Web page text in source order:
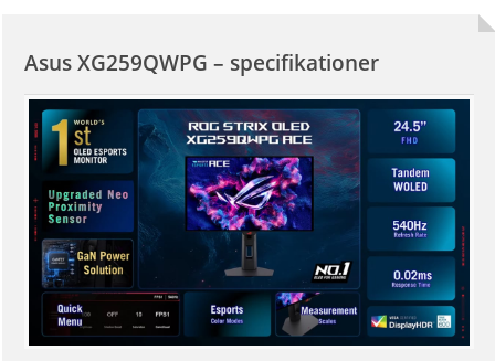
Asus XG259QWPG – specifikationer